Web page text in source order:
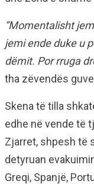
“Momentalisht
jemi ende duke u
dëmit. Por rruga
tha zëvendës
Skena të tilla
edhe në vende të
Zjarret, shpesh të
detyruan
Greqi, Spanjë,